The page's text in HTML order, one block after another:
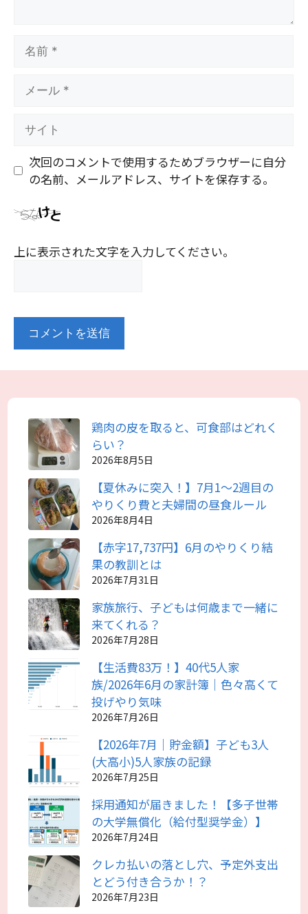
次回のコメントで使用するためブラウザーに自分
の名前、メールアドレス、サイトを保存する。
上に表示された文字を入力してください。
鶏肉の皮を取ると、可食部はどれく
らい？
2026年8月5日
【夏休みに突入！】7月1～2週目の
やりくり費と夫婦間の昼食ルール
2026年8月4日
【赤字17,737円】6月のやりくり結
果の教訓とは
2026年7月31日
家族旅行、子どもは何歳まで一緒に
来てくれる？
2026年7月28日
【生活費83万！】40代5人家
族/2026年6月の家計簿｜色々高くて
投げやり気味
2026年7月26日
【2026年7月｜貯金額】子ども3人
(大高小)5人家族の記録
2026年7月25日
採用通知が届きました！【多子世帯
の大学無償化（給付型奨学金）】
2026年7月24日
クレカ払いの落とし穴、予定外支出
とどう付き合うか！？
2026年7月23日